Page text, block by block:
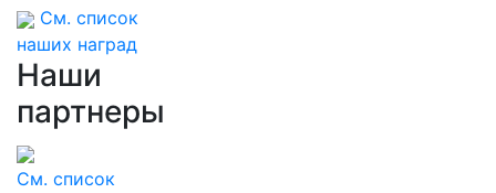
См. список
наших наград
Наши
партнеры
См. список